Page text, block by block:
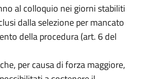
al colloquio nei giorni stabiliti
dalla selezione per mancato
della procedura (art. 6 del
per causa di forza maggiore,